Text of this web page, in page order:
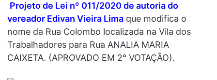
Projeto de Lei nº 011/2020 de autoria do
vereador Edivan Vieira Lima que modifica o
nome da Rua Colombo localizada na Vila dos
Trabalhadores para Rua ANALIA MARIA
CAIXETA. (APROVADO EM 2° VOTAÇÃO).